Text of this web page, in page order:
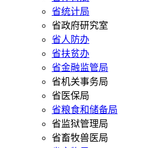
省统计局
省政府研究室
省人防办
省扶贫办
省金融监管局
省机关事务局
省医保局
省粮食和储备局
省监狱管理局
省畜牧兽医局